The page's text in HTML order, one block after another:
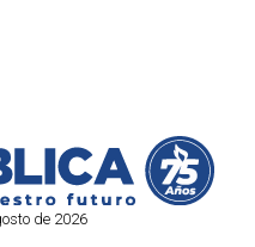
de 2026